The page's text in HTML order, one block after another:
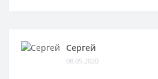
Сергей
08.05.2020